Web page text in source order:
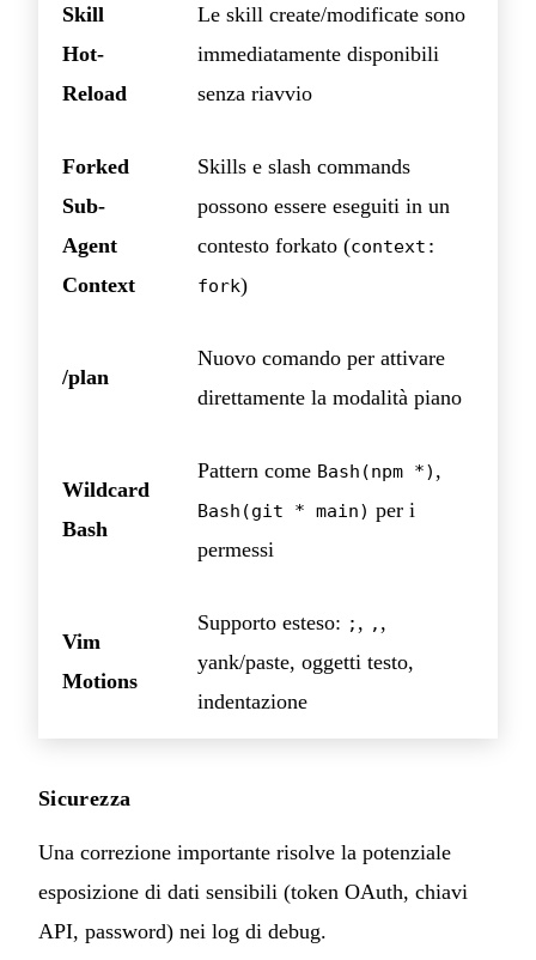
Skill
Hot-
Reload
Le skill create/modificate sono
immediatamente disponibili
senza riavvio
Forked
Sub-
Agent
Context
Skills e slash commands
possono essere eseguiti in un
contesto forkato (context:
fork)
/plan
Nuovo comando per attivare
direttamente la modalità piano
Wildcard
Bash
Pattern come Bash(npm *) ,
Bash(git * main) per i
permessi
Vim
Motions
Supporto esteso: ; , , ,
yank/paste, oggetti testo,
indentazione
Sicurezza
Una correzione importante risolve la potenziale
esposizione di dati sensibili (token OAuth, chiavi
API, password) nei log di debug.